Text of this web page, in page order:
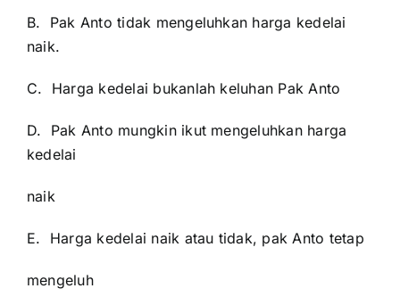
B. Pak Anto tidak mengeluhkan harga kedelai
naik.
C. Harga kedelai bukanlah keluhan Pak Anto
D. Pak Anto mungkin ikut mengeluhkan harga
kedelai
naik
E. Harga kedelai naik atau tidak, pak Anto tetap
mengeluh